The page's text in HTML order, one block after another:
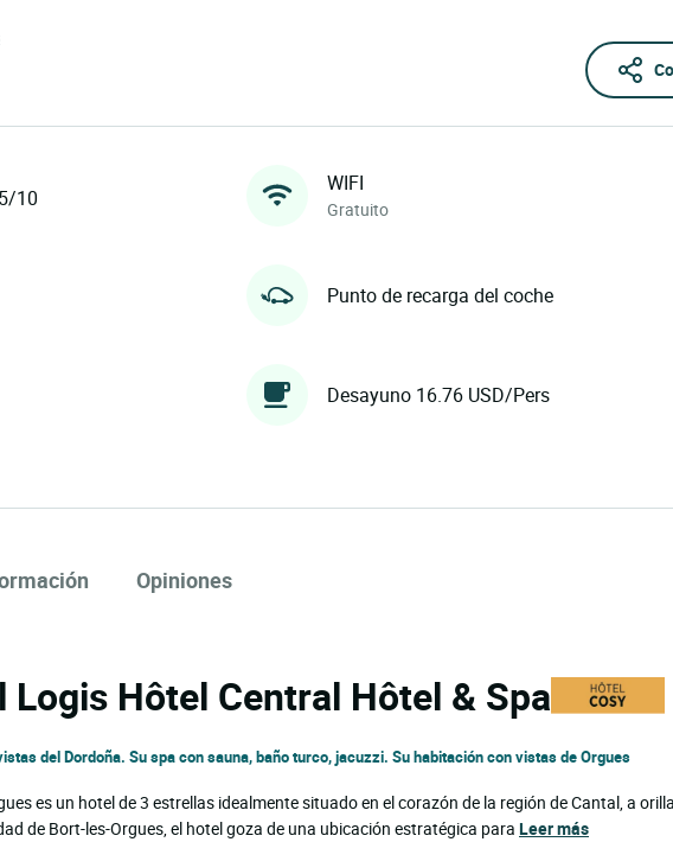
10
WIFI
Gratuito
Punto de recarga del coche
Desayuno 16.76 USD/Pers
Opiniones
Logis Hôtel Central Hôtel & Spa
del Dordoña. Su spa con sauna, baño turco, jacuzzi. Su habitación con vistas de Orgues
es un hotel de 3 estrellas idealmente situado en el corazón de la región de Cantal, a
de Bort-les-Orgues, el hotel goza de una ubicación estratégica para Leer más